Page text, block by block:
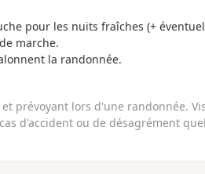
pour les nuits fraîches (+
marche.
la randonnée.
prévoyant lors d'une randonnée.
d'accident ou de désagrément